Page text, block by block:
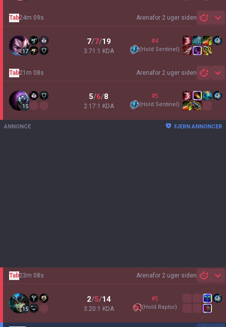
Arenafor 2 uger siden
Tab24m 09s
17
7/7/19
3.71:1 KDA
#4
(Hold Sentinel)
Arenafor 2 uger siden
Tab21m 08s
15
5/6/8
2.17:1 KDA
#5
(Hold Sentinel)
ANNONCE FJERN ANNONCER
Arenafor 2 uger siden
Tab23m 08s
15
2/5/14
3.20:1 KDA
#5
(Hold Raptor)